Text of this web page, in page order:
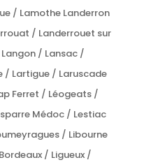
/ Lamothe Landerron
/ Landerrouet sur
/ Lansac /
/ Lartigue / Laruscade
Ferret / Léogeats /
Médoc / Lestiac
/ Libourne
/ Ligueux /